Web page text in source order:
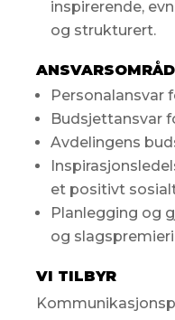
inspirerende,
og strukturert.
Personalansvar
Budsjettansvar
Avdelingens
et positivt
Planlegging og
og
VI TILBYR